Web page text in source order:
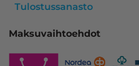
Tulostussanasto
Maksuvaihtoehdot